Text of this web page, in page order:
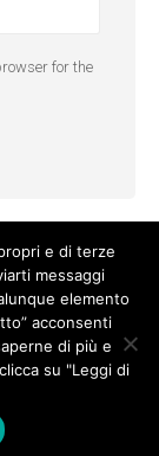
for the
e di terze
messaggi
elemento
acconsenti
di più e
su "Leggi di